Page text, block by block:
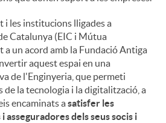
i les institucions lligades a
Catalunya (EIC i Mútua
a un acord amb la Fundació Antiga
aquest espai en una
de l'Enginyeria, que permeti
de la tecnologia i la digitalització, a
encaminats asatisfer les
asseguradores dels seus socis i